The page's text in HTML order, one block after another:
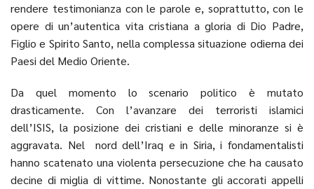
rendere testimonianza con le parole e, soprattutto, con le
opere di un’autentica vita cristiana a gloria di Dio Padre,
Figlio e Spirito Santo, nella complessa situazione odierna dei
Paesi del Medio Oriente.
Da quel momento lo scenario politico è mutato
drasticamente. Con l’avanzare dei terroristi islamici
dell’ISIS, la posizione dei cristiani e delle minoranze si è
aggravata. Nel nord dell’Iraq e in Siria, i fondamentalisti
hanno scatenato una violenta persecuzione che ha causato
decine di miglia di vittime. Nonostante gli accorati appelli